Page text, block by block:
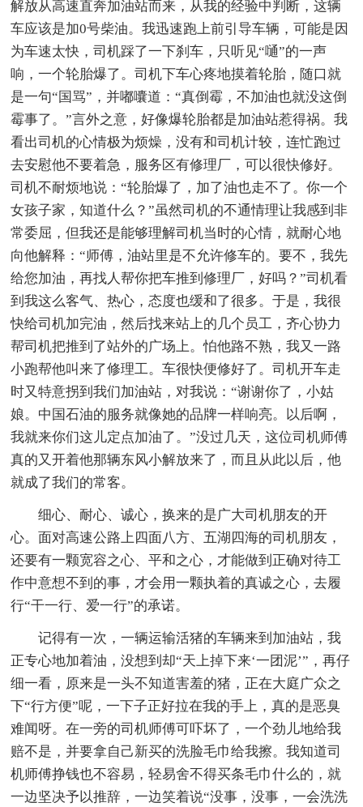
解放从高速直奔加油站而来，从我的经验中判断，这辆
车应该是加0号柴油。我迅速跑上前引导车辆，可能是因
为车速太快，司机踩了一下刹车，只听见“嗵”的一声
响，一个轮胎爆了。司机下车心疼地摸着轮胎，随口就
是一句“国骂”，并嘟囔道：“真倒霉，不加油也就没这倒
霉事了。”言外之意，好像爆轮胎都是加油站惹得祸。我
看出司机的心情极为烦燥，没有和司机计较，连忙跑过
去安慰他不要着急，服务区有修理厂，可以很快修好。
司机不耐烦地说：“轮胎爆了，加了油也走不了。你一个
女孩子家，知道什么？”虽然司机的不通情理让我感到非
常委屈，但我还是能够理解司机当时的心情，就耐心地
向他解释：“师傅，油站里是不允许修车的。要不，我先
给您加油，再找人帮你把车推到修理厂，好吗？”司机看
到我这么客气、热心，态度也缓和了很多。于是，我很
快给司机加完油，然后找来站上的几个员工，齐心协力
帮司机把推到了站外的广场上。怕他路不熟，我又一路
小跑帮他叫来了修理工。车很快便修好了。司机开车走
时又特意拐到我们加油站，对我说：“谢谢你了，小姑
娘。中国石油的服务就像她的品牌一样响亮。以后啊，
我就来你们这儿定点加油了。”没过几天，这位司机师傅
真的又开着他那辆东风小解放来了，而且从此以后，他
就成了我们的常客。
细心、耐心、诚心，换来的是广大司机朋友的开
心。面对高速公路上四面八方、五湖四海的司机朋友，
还要有一颗宽容之心、平和之心，才能做到正确对待工
作中意想不到的事，才会用一颗执着的真诚之心，去履
行“干一行、爱一行”的承诺。
记得有一次，一辆运输活猪的车辆来到加油站，我
正专心地加着油，没想到却“天上掉下来‘一团泥’”，再仔
细一看，原来是一头不知道害羞的猪，正在大庭广众之
下“行方便”呢，一下子正好拉在我的手上，真的是恶臭
难闻呀。在一旁的司机师傅可吓坏了，一个劲儿地给我
赔不是，并要拿自己新买的洗脸毛巾给我擦。我知道司
机师傅挣钱也不容易，轻易舍不得买条毛巾什么的，就
一边坚决予以推辞，一边笑着说“没事，没事，一会洗洗